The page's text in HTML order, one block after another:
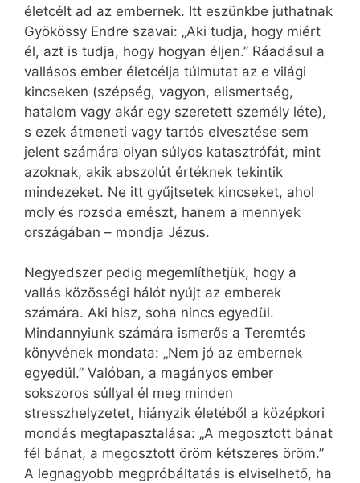
életcélt ad az embernek. Itt eszünkbe juthatnak
Gyökössy Endre szavai: „Aki tudja, hogy miért
él, azt is tudja, hogy hogyan éljen.” Ráadásul a
vallásos ember életcélja túlmutat az e világi
kincseken (szépség, vagyon, elismertség,
hatalom vagy akár egy szeretett személy léte),
s ezek átmeneti vagy tartós elvesztése sem
jelent számára olyan súlyos katasztrófát, mint
azoknak, akik abszolút értéknek tekintik
mindezeket. Ne itt gyűjtsetek kincseket, ahol
moly és rozsda emészt, hanem a mennyek
országában – mondja Jézus.
Negyedszer pedig megemlíthetjük, hogy a
vallás közösségi hálót nyújt az emberek
számára. Aki hisz, soha nincs egyedül.
Mindannyiunk számára ismerős a Teremtés
könyvének mondata: „Nem jó az embernek
egyedül.” Valóban, a magányos ember
sokszoros súllyal él meg minden
stresszhelyzetet, hiányzik életéből a középkori
mondás megtapasztalása: „A megosztott bánat
fél bánat, a megosztott öröm kétszeres öröm.”
A legnagyobb megpróbáltatás is elviselhető, ha